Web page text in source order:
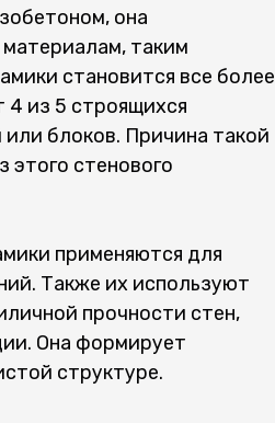
она
таким
становится все более
4 из 5 строящихся
блоков. Причина такой
этого стенового
применяются для
Также их используют
прочности стен,
Она формирует
структуре.